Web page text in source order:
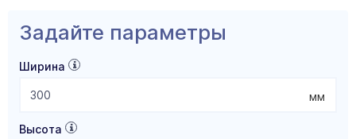
Задайте параметры
Ширина
мм
Высота